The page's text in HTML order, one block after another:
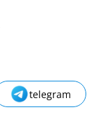
telegram